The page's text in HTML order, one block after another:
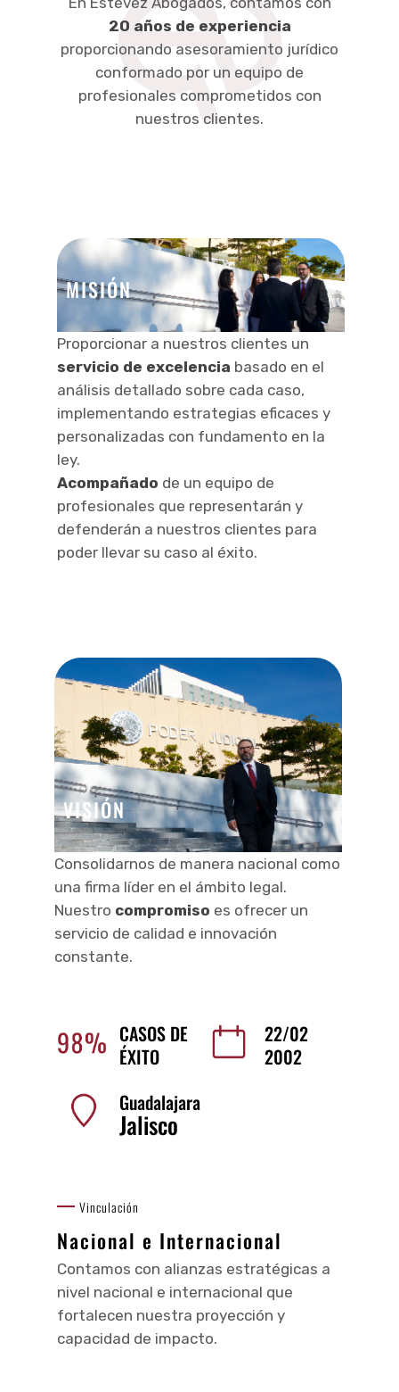
20 años de experiencia
proporcionando asesoramiento jurídico
conformado por un equipo de
profesionales comprometidos con
nuestros clientes.
MISIÓN
Proporcionar a nuestros clientes un
servicio de excelencia basado en el
análisis detallado sobre cada caso,
implementando estrategias eficaces y
personalizadas con fundamento en la
ley.
Acompañado de un equipo de
profesionales que representarán y
defenderán a nuestros clientes para
poder llevar su caso al éxito.
VISIÓN
Consolidarnos de manera nacional como
una firma líder en el ámbito legal.
Nuestro compromiso es ofrecer un
servicio de calidad e innovación
constante.
CASOS DE
ÉXITO
22/02
2002
Guadalajara
Jalisco
Vinculación
Nacional e Internacional
Contamos con alianzas estratégicas a
nivel nacional e internacional que
fortalecen nuestra proyección y
capacidad de impacto.